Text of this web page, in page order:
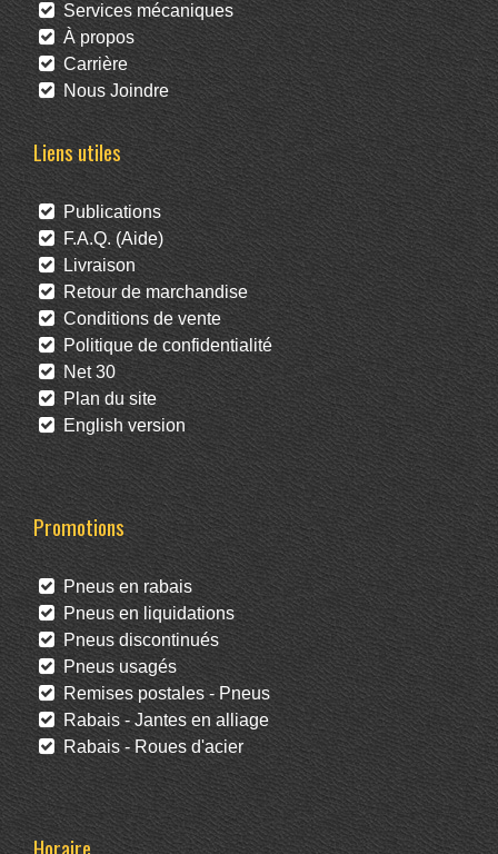
Services mécaniques
À propos
Carrière
Nous Joindre
Liens utiles
Publications
F.A.Q. (Aide)
Livraison
Retour de marchandise
Conditions de vente
Politique de confidentialité
Net 30
Plan du site
English version
Promotions
Pneus en rabais
Pneus en liquidations
Pneus discontinués
Pneus usagés
Remises postales - Pneus
Rabais - Jantes en alliage
Rabais - Roues d'acier